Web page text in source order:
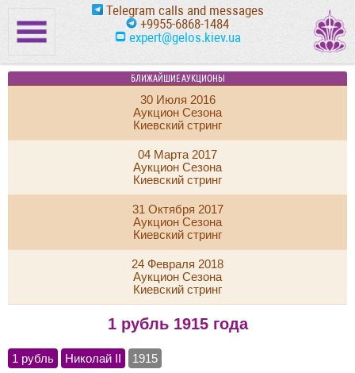
Telegram calls and messages
+9955-6868-1484
expert@gelos.kiev.ua
БЛИЖАЙШИЕ АУКЦИОНЫ
30 Июля 2016
Аукцион Сезона
Киевский стринг
04 Марта 2017
Аукцион Сезона
Киевский стринг
31 Октября 2017
Аукцион Сезона
Киевский стринг
24 Февраля 2018
Аукцион Сезона
Киевский стринг
1 рубль 1915 года
1 рубль Николай II 1915